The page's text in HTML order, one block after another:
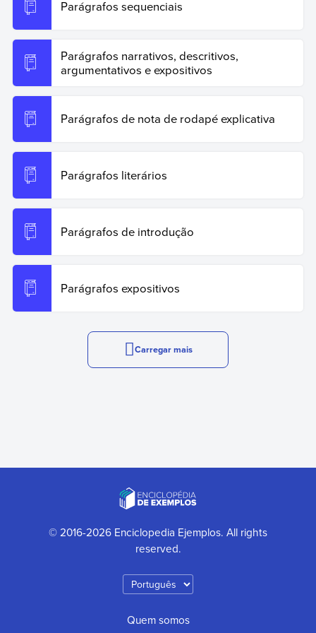
Parágrafos sequenciais
Parágrafos narrativos, descritivos,
argumentativos e expositivos
Parágrafos de nota de rodapé explicativa
Parágrafos literários
Parágrafos de introdução
Parágrafos expositivos
Carregar mais
© 2016-2026 Enciclopedia Ejemplos. All rights
reserved.
Quem somos